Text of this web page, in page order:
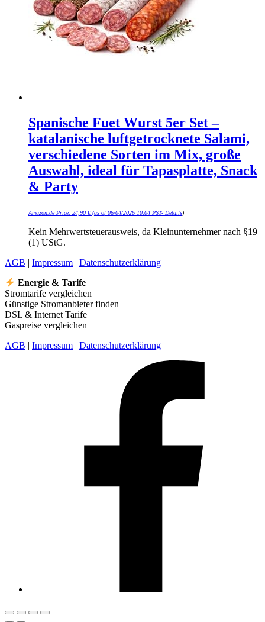
Spanische Fuet Wurst 5er Set –
katalanische luftgetrocknete Salami,
verschiedene Sorten im Mix, große
Auswahl, ideal für Tapasplatte, Snack
& Party
Amazon.de Price: 24,90 €(as of 06/04/2026 10:04 PST- Details)
Kein Mehrwertsteuerausweis, da Kleinunternehmer nach §19
(1) UStG.
AGB | Impressum | Datenschutzerklärung
Energie & Tarife
Stromtarife vergleichen
Günstige Stromanbieter finden
DSL & Internet Tarife
Gaspreise vergleichen
AGB | Impressum | Datenschutzerklärung